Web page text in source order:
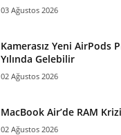
03 Ağustos 2026
Kamerasız Yeni AirPods
Yılında Gelebilir
02 Ağustos 2026
MacBook Air’de RAM Krizi
02 Ağustos 2026